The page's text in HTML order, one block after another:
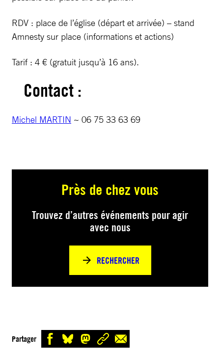
RDV : place de l’église (départ et arrivée) – stand
Amnesty sur place (informations et actions)
Tarif : 4 € (gratuit jusqu’à 16 ans).
Contact :
Michel MARTIN ~ 06 75 33 63 69
Près de chez vous
Trouvez d’autres événements pour agir
avec nous
RECHERCHER
Partager